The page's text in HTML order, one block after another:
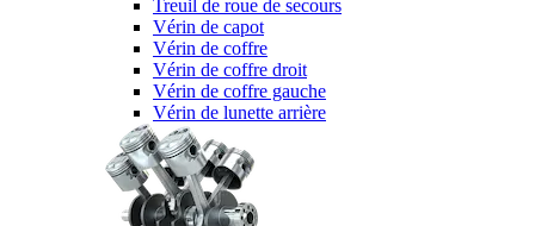
Treuil de roue de secours
Vérin de capot
Vérin de coffre
Vérin de coffre droit
Vérin de coffre gauche
Vérin de lunette arrière